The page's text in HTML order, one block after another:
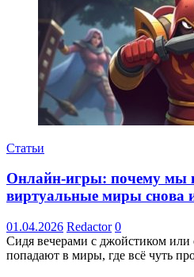
Статьи
Онлайн-игры: почему мы
виртуальные миры снова
01.04.2026 Redactor 0
Сидя вечерами с джойстиком
попадают в миры, где всё чуть